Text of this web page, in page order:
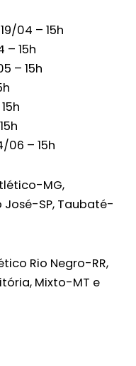
04 – 15h
– 15h
– 15h
06 – 15h
MG,
José-SP, Taubaté-
Rio Negro-RR,
Mixto-MT e